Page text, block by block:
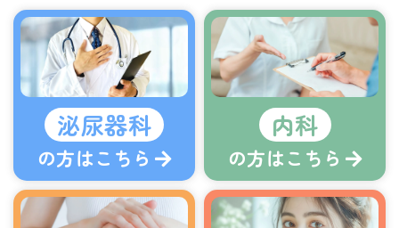
泌尿器科
の方はこちら
内科
の方はこちら